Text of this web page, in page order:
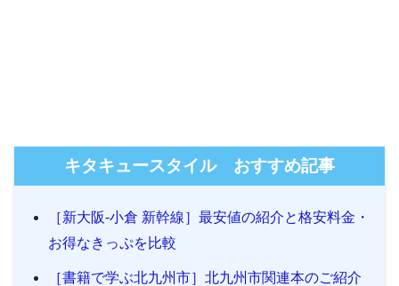
キタキュースタイル おすすめ記事
［新大阪-小倉 新幹線］最安値の紹介と格安料金・
お得なきっぷを比較
［書籍で学ぶ北九州市］北九州市関連本のご紹介